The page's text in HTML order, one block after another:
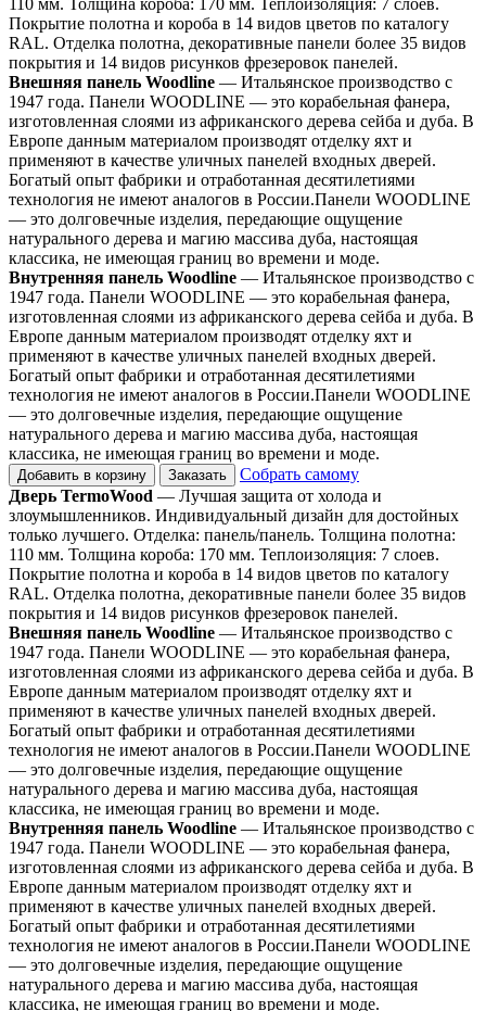
Покрытие полотна и короба в 14 видов цветов по каталогу
RAL. Отделка полотна, декоративные панели более 35 видов
покрытия и 14 видов рисунков фрезеровок панелей.
Внешняя панель Woodline — Итальянское производство с
1947 года. Панели WOODLINE — это корабельная фанера,
изготовленная слоями из африканского дерева сейба и дуба. В
Европе данным материалом производят отделку яхт и
применяют в качестве уличных панелей входных дверей.
Богатый опыт фабрики и отработанная десятилетиями
технология не имеют аналогов в России.Панели WOODLINE
— это долговечные изделия, передающие ощущение
натурального дерева и магию массива дуба, настоящая
классика, не имеющая границ во времени и моде.
Внутренняя панель Woodline — Итальянское производство с
1947 года. Панели WOODLINE — это корабельная фанера,
изготовленная слоями из африканского дерева сейба и дуба. В
Европе данным материалом производят отделку яхт и
применяют в качестве уличных панелей входных дверей.
Богатый опыт фабрики и отработанная десятилетиями
технология не имеют аналогов в России.Панели WOODLINE
— это долговечные изделия, передающие ощущение
натурального дерева и магию массива дуба, настоящая
классика, не имеющая границ во времени и моде.
Добавить в корзину Заказать
Собрать самому
Дверь TermoWood — Лучшая защита от холода и
злоумышленников. Индивидуальный дизайн для достойных
только лучшего. Отделка: панель/панель. Толщина полотна:
110 мм. Толщина короба: 170 мм. Теплоизоляция: 7 слоев.
Покрытие полотна и короба в 14 видов цветов по каталогу
RAL. Отделка полотна, декоративные панели более 35 видов
покрытия и 14 видов рисунков фрезеровок панелей.
Внешняя панель Woodline — Итальянское производство с
1947 года. Панели WOODLINE — это корабельная фанера,
изготовленная слоями из африканского дерева сейба и дуба. В
Европе данным материалом производят отделку яхт и
применяют в качестве уличных панелей входных дверей.
Богатый опыт фабрики и отработанная десятилетиями
технология не имеют аналогов в России.Панели WOODLINE
— это долговечные изделия, передающие ощущение
натурального дерева и магию массива дуба, настоящая
классика, не имеющая границ во времени и моде.
Внутренняя панель Woodline — Итальянское производство с
1947 года. Панели WOODLINE — это корабельная фанера,
изготовленная слоями из африканского дерева сейба и дуба. В
Европе данным материалом производят отделку яхт и
применяют в качестве уличных панелей входных дверей.
Богатый опыт фабрики и отработанная десятилетиями
технология не имеют аналогов в России.Панели WOODLINE
— это долговечные изделия, передающие ощущение
натурального дерева и магию массива дуба, настоящая
классика, не имеющая границ во времени и моде.